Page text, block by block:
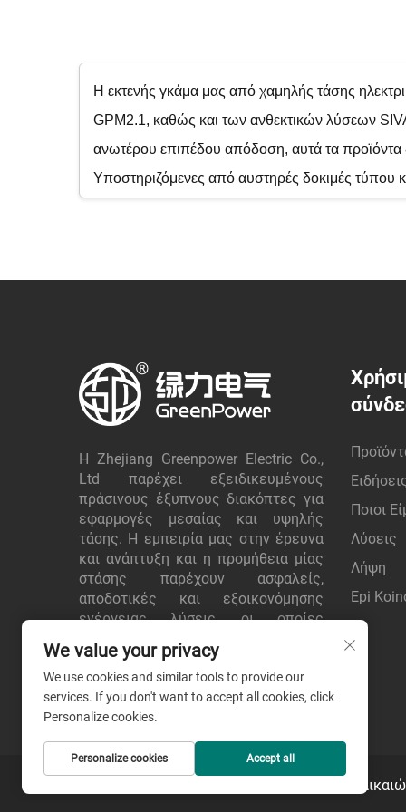
Η εκτενής γκάμα μας από χαμηλής τάσης
GPM2.1, καθώς και των ανθεκτικών λύσεων
ανωτέρου επιπέδου απόδοση, αυτά τα προϊόντα
Υποστηριζόμενες από αυστηρές δοκιμές τύπου
Η Zhejiang Greenpower Electric Co.,
Ltd παρέχει εξειδικευμένους
πράσινους έξυπνους διακόπτες για
εφαρμογές μεσαίας και υψηλής
τάσης. Η εμπειρία μας στην έρευνα
και ανάπτυξη και η προμήθεια μίας
στάσης παρέχουν ασφαλείς,
αποδοτικές και εξοικονόμησης
ενέργειας λύσεις, οι οποίες
εμπιστεύονται παγκόσμιοι πελάτες.
Ζητήστε προσφορά σήμερα.
Ποιοι
Λύσεις
Λήψη
Epi
Πνευματικά
We value your privacy
We use cookies and similar tools to provide our
services. If you don't want to accept all cookies, click
Personalize cookies.
Personalize cookies Accept all